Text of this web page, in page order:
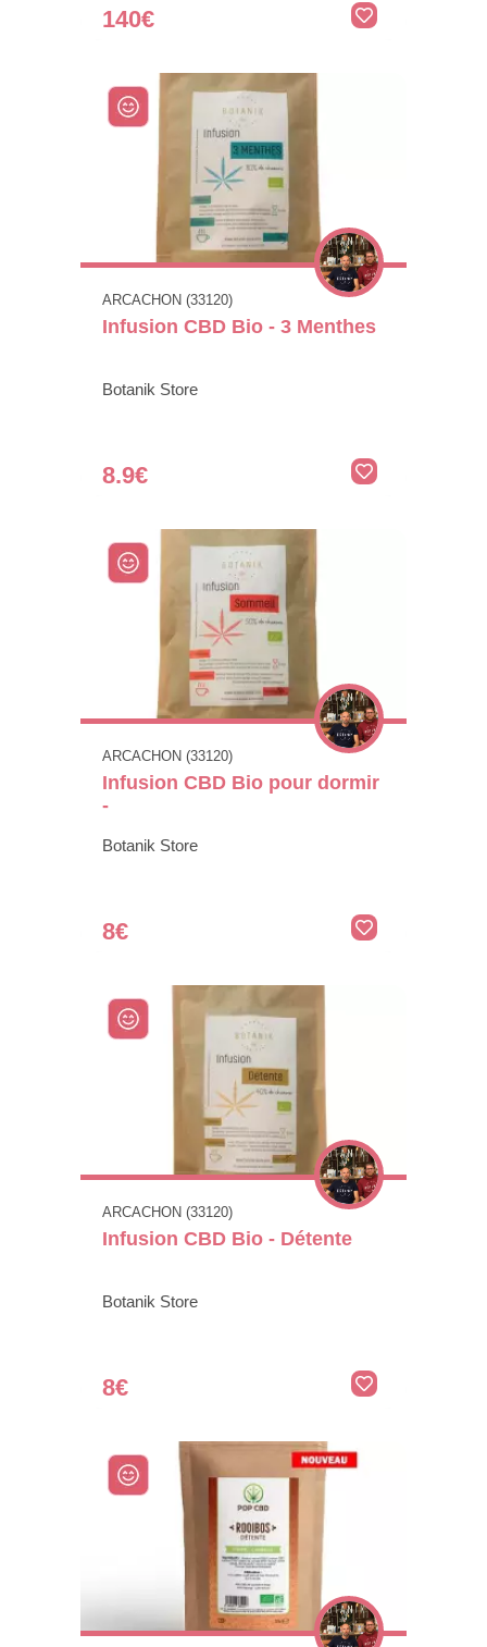
140€
ARCACHON (33120)
Infusion CBD Bio - 3 Menthes
Botanik Store
8.9€
ARCACHON (33120)
Infusion CBD Bio pour dormir
-
Botanik Store
8€
ARCACHON (33120)
Infusion CBD Bio - Détente
Botanik Store
8€